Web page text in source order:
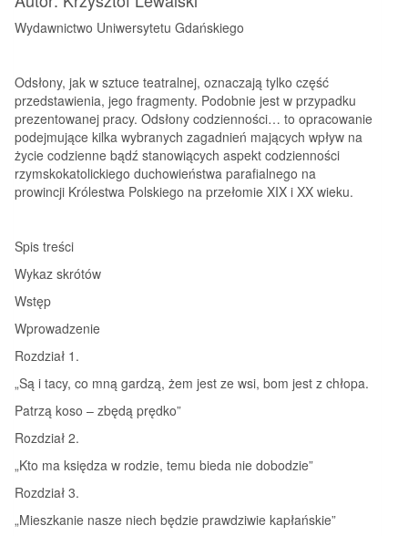
Wydawnictwo Uniwersytetu Gdańskiego
Odsłony, jak w sztuce teatralnej, oznaczają tylko część
przedstawienia, jego fragmenty. Podobnie jest w przypadku
prezentowanej pracy. Odsłony codzienności… to opracowanie
podejmujące kilka wybranych zagadnień mających wpływ na
życie codzienne bądź stanowiących aspekt codzienności
rzymskokatolickiego duchowieństwa parafialnego na
prowincji Królestwa Polskiego na przełomie XIX i XX wieku.
Spis treści
Wykaz skrótów
Wstęp
Wprowadzenie
Rozdział 1.
„Są i tacy, co mną gardzą, żem jest ze wsi, bom jest z chłopa.
Patrzą koso – zbędą prędko”
Rozdział 2.
„Kto ma księdza w rodzie, temu bieda nie dobodzie”
Rozdział 3.
„Mieszkanie nasze niech będzie prawdziwie kapłańskie”